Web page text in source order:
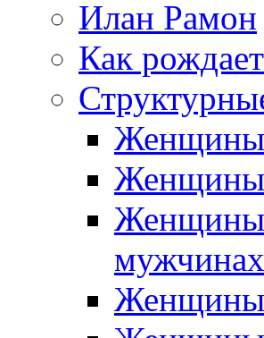
Илан Рамон
Как
Женщины
Женщины
Женщины
мужчинах
Женщины